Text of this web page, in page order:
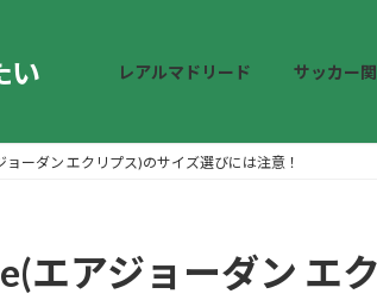
い レアルマドリード サッカー
ョーダン エクリプス)のサイズ選びには注意！
エアジョーダン エ